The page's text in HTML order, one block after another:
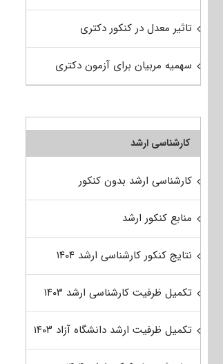
تاثیر معدل در کنکور دکتری
سهمیه مربیان برای آزمون دکتری
کارشناسی ارشد
کارشناسی ارشد بدون کنکور
منابع کنکور ارشد
نتایج کنکور کارشناسی ارشد ۱۴۰۴
تکمیل ظرفیت کارشناسی ارشد ۱۴۰۳
تکمیل ظرفیت ارشد دانشگاه آزاد ۱۴۰۳